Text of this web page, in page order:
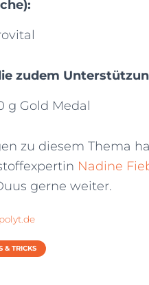
zudem
g Gold Medal
zu diesem Thema
Nadine
gerne weiter.
& TRICKS